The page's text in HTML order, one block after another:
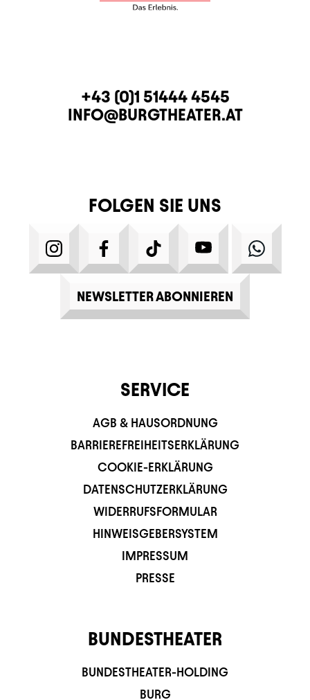
KONTAKTTELEFON
+43 (0)1 51444 4545
E-MAIL
INFO@BURGTHEATER.AT
FOLGEN SIE UNS
INSTAGRAMFACEBOOKTIKTOK YOUTUBE
NEWSLETTER ABONNIEREN
SERVICE
AGB & HAUSORDNUNG
BARRIEREFREIHEITSERKLÄRUNG
COOKIE-ERKLÄRUNG
DATENSCHUTZERKLÄRUNG
WIDERRUFSFORMULAR
HINWEISGEBERSYSTEM
IMPRESSUM
PRESSE
BUNDESTHEATER
BUNDESTHEATER-HOLDING
BURG